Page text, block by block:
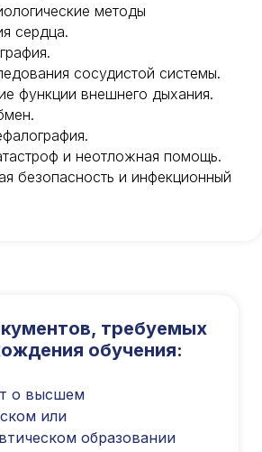
методы
сердца.
сосудистой системы.
функции внешнего дыхания.
и неотложная помощь.
безопасность и инфекционный
о высшем
или
образовании
требуемых
обучения:
центр медицинского
г.Москва, вн.тер.г.
ул Кузнецкий
услугах